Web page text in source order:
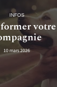
INFOS
10 mars 2026